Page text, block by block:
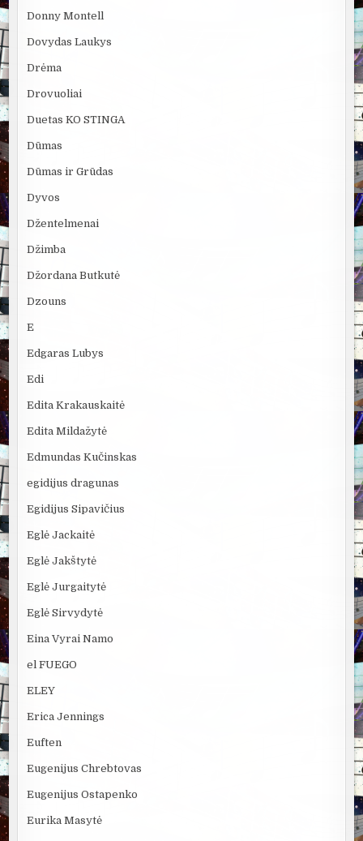
Donny Montell
Dovydas Laukys
Drėma
Drovuoliai
Duetas KO STINGA
Dūmas
Dūmas ir Grūdas
Dyvos
Džentelmenai
Džimba
Džordana Butkutė
Dzouns
E
Edgaras Lubys
Edi
Edita Krakauskaitė
Edita Mildažytė
Edmundas Kučinskas
egidijus dragunas
Egidijus Sipavičius
Eglė Jackaitė
Eglė Jakštytė
Eglė Jurgaitytė
Eglė Sirvydytė
Eina Vyrai Namo
el FUEGO
ELEY
Erica Jennings
Euften
Eugenijus Chrebtovas
Eugenijus Ostapenko
Eurika Masytė